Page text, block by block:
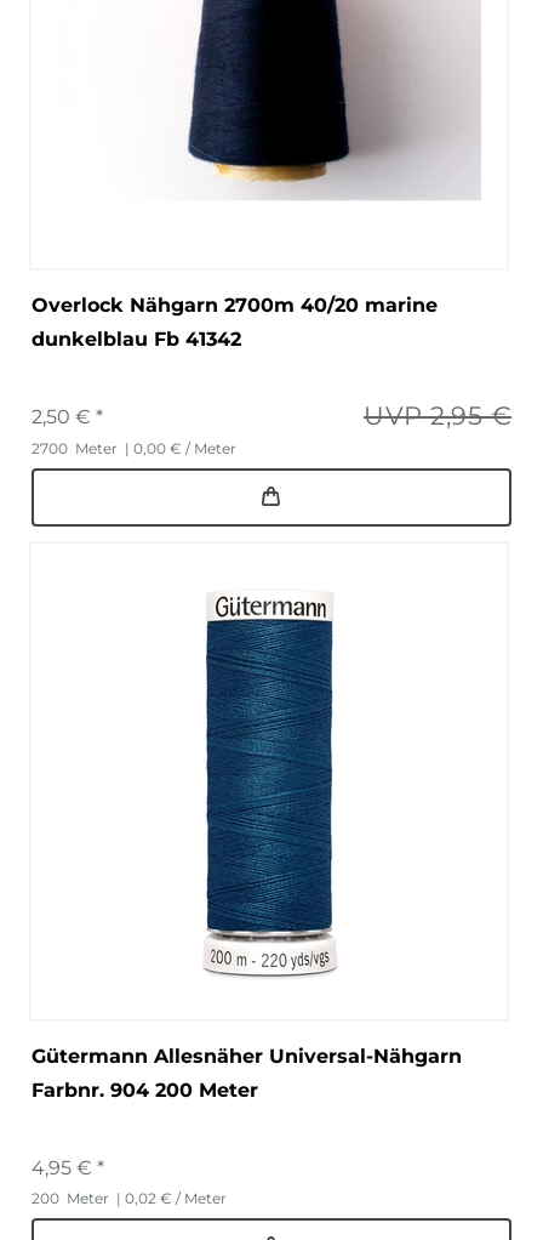
Overlock Nähgarn 2700m 40/20 marine
dunkelblau Fb 41342
UVP 2,95 €
2,50 € *
2700 Meter | 0,00 € / Meter
Gütermann Allesnäher Universal-Nähgarn
Farbnr. 904 200 Meter
4,95 € *
200 Meter | 0,02 € / Meter